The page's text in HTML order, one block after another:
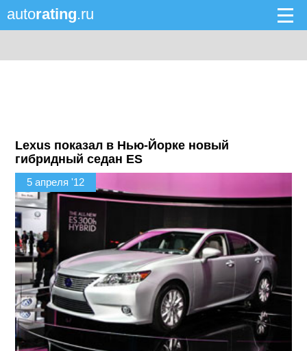
autorating.ru
Lexus показал в Нью-Йорке новый
гибридный седан ES
5 апреля '12